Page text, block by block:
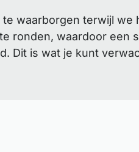
waarborgen terwijl we
ronden, waardoor een
Dit is wat je kunt